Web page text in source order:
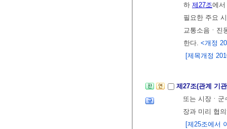
하 제27조에서
필요한 주요
교통소음ㆍ진
한다. <개정
[제목개정
제27조(관계 기
또는 시장ㆍ
장과 미리 협
[제25조에서